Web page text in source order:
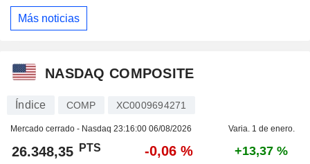
Más noticias
NASDAQ COMPOSITE
Índice COMP XC0009694271
Mercado cerrado - Nasdaq 23:16:00 06/08/2026 Varia. 1 de enero.
26.348,35 PTS -0,06 % +13,37 %